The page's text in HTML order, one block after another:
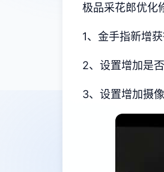
极品采花郎优化
1、金手指新增
2、设置增加是
3、设置增加摄